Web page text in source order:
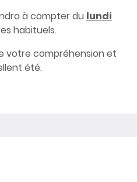
à compter du lundi
habituels.
votre compréhension et
été.